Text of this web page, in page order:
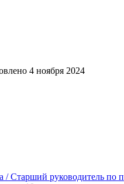
4 ноября 2024
/ Старший руководитель по